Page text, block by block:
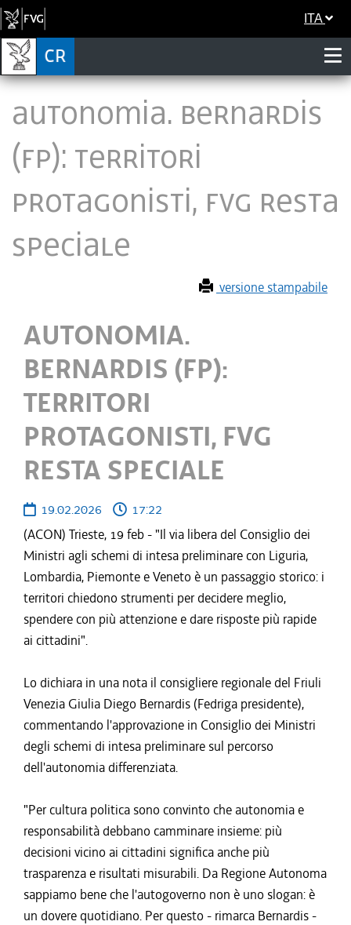
ITA
AUTONOMIA. BERNARDIS
(FP): TERRITORI
PROTAGONISTI, FVG RESTA
SPECIALE
versione stampabile
AUTONOMIA.
BERNARDIS (FP):
TERRITORI
PROTAGONISTI, FVG
RESTA SPECIALE
19.02.2026
17:22
(ACON) Trieste, 19 feb - "Il via libera del Consiglio dei
Ministri agli schemi di intesa preliminare con Liguria,
Lombardia, Piemonte e Veneto è un passaggio storico: i
territori chiedono strumenti per decidere meglio,
spendere con più attenzione e dare risposte più rapide
ai cittadini".
Lo dichiara in una nota il consigliere regionale del Friuli
Venezia Giulia Diego Bernardis (Fedriga presidente),
commentando l'approvazione in Consiglio dei Ministri
degli schemi di intesa preliminare sul percorso
dell'autonomia differenziata.
"Per cultura politica sono convinto che autonomia e
responsabilità debbano camminare insieme: più
decisioni vicino ai cittadini significa anche più
trasparenza e risultati misurabili. Da Regione Autonoma
sappiamo bene che l'autogoverno non è uno slogan: è
un dovere quotidiano. Per questo - rimarca Bernardis -